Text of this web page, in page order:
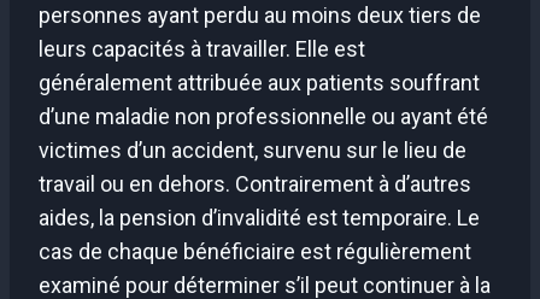
personnes ayant perdu au moins deux tiers de
leurs capacités à travailler. Elle est
généralement attribuée aux patients souffrant
d’une maladie non professionnelle ou ayant été
victimes d’un accident, survenu sur le lieu de
travail ou en dehors. Contrairement à d’autres
aides, la pension d’invalidité est temporaire. Le
cas de chaque bénéficiaire est régulièrement
examiné pour déterminer s’il peut continuer à la